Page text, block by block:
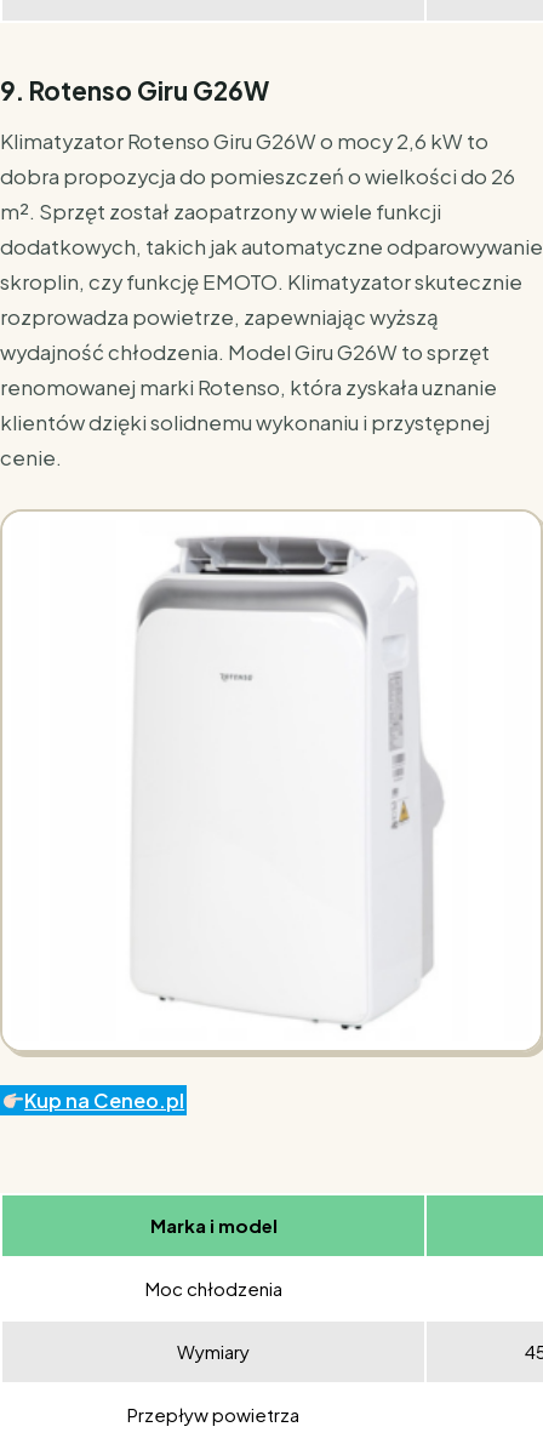
9. Rotenso Giru G26W
Klimatyzator Rotenso Giru G26W o mocy 2,6 kW to
dobra propozycja do pomieszczeń o wielkości do 26
m². Sprzęt został zaopatrzony w wiele funkcji
dodatkowych, takich jak automatyczne odparowywanie
skroplin, czy funkcję EMOTO. Klimatyzator skutecznie
rozprowadza powietrze, zapewniając wyższą
wydajność chłodzenia. Model Giru G26W to sprzęt
renomowanej marki Rotenso, która zyskała uznanie
klientów dzięki solidnemu wykonaniu i przystępnej
cenie.
Kup na Ceneo.pl
Marka i model
Moc chłodzenia
Wymiary
Przepływ powietrza